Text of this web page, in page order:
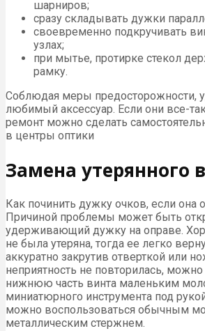
шарниров;
сразу складывать дужки
своевременно подкручивать
узлах;
при мытье, протирке стекол
рамку.
Соблюдая меры предосторожности,
любимый аксессуар. Если они все-
ремонт можно сделать
в центры оптики
Замена утерянного
Как починить дужку очков, если она
Причиной проблемы может быть
удерживающий дужку на оправе.
не была утеряна, тогда ее легко
аккуратно закрутив отверткой или
неприятность не повторилась, можно
нижнюю часть винта маленьким
миниатюрного инструмента под
можно воспользоваться обычным
металлическим стержнем.